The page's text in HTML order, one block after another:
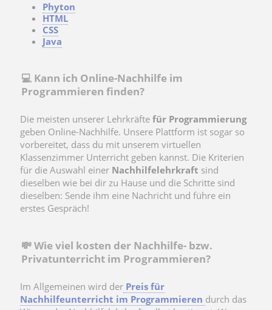
Phyton
HTML
CSS
Java
💻 Kann ich Online-Nachhilfe im
Programmieren finden?
Die meisten unserer Lehrkräfte für Programmierung
geben Online-Nachhilfe. Unsere Plattform ist sogar so
vorbereitet, dass du mit unserem virtuellen
Klassenzimmer Unterricht geben kannst. Die Kriterien
für die Auswahl einer Nachhilfelehrkraft sind
dieselben wie bei dir zu Hause und die Schritte sind
dieselben: Sende ihm eine Nachricht und führe ein
erstes Gespräch!
💸 Wie viel kosten der Nachhilfe- bzw.
Privatunterricht im Programmieren?
Im Allgemeinen wird der Preis für
Nachhilfeunterricht im Programmieren durch das